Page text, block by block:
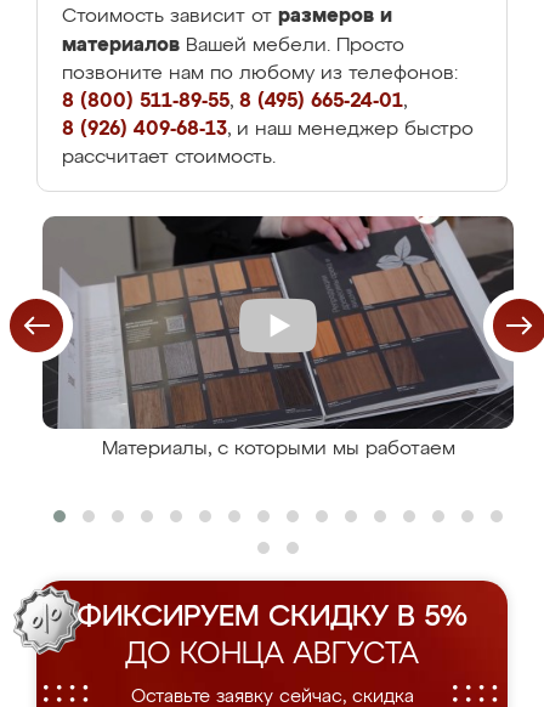
Стоимость зависит от размеров и
материалов Вашей мебели. Просто
позвоните нам по любому из телефонов:
8 (800) 511-89-55, 8 (495) 665-24-01,
8 (926) 409-68-13, и наш менеджер быстро
рассчитает стоимость.
Материалы, с которыми мы работаем
ФИКСИРУЕМ СКИДКУ В 5%
ДО КОНЦА АВГУСТА
Оставьте заявку сейчас, скидка